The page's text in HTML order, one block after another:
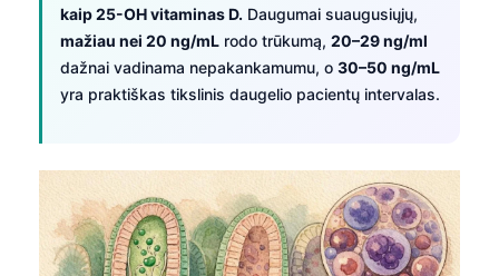
kaip 25-OH vitaminas D. Daugumai suaugusiųjų,
mažiau nei 20 ng/mL rodo trūkumą, 20–29 ng/ml
dažnai vadinama nepakankamumu, o 30–50 ng/mL
yra praktiškas tikslinis daugelio pacientų intervalas.